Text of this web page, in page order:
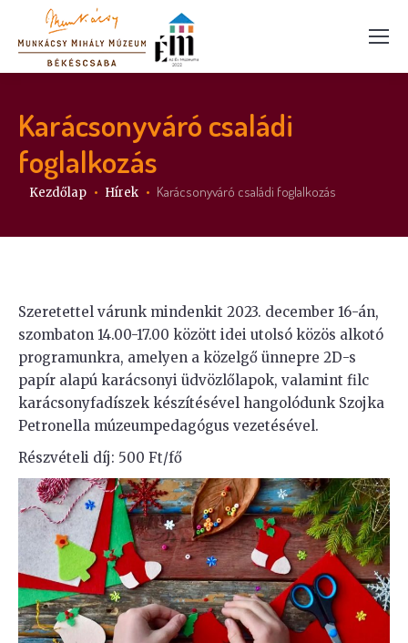
Karácsonyváró családi
foglalkozás
Itt vagy:
Kezdőlap Hírek Karácsonyváró családi foglalkozás
Szeretettel várunk mindenkit 2023. december 16-án,
szombaton 14.00-17.00 között idei utolsó közös alkotó
programunkra, amelyen a közelgő ünnepre 2D-s
papír alapú karácsonyi üdvözlőlapok, valamint filc
karácsonyfadíszek készítésével hangolódunk Szojka
Petronella múzeumpedagógus vezetésével.
Részvételi díj: 500 Ft/fő